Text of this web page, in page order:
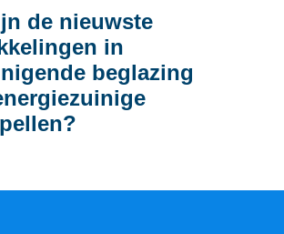
de nieuwste
in
beglazing